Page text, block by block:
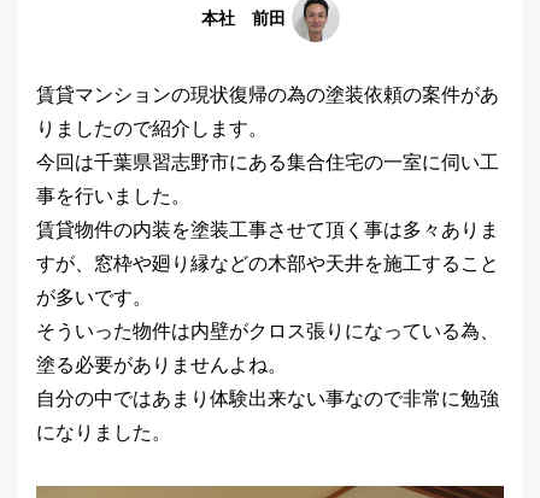
本社 前田
賃貸マンションの現状復帰の為の塗装依頼の案件があ
りましたので紹介します。
今回は千葉県習志野市にある集合住宅の一室に伺い工
事を行いました。
賃貸物件の内装を塗装工事させて頂く事は多々ありま
すが、窓枠や廻り縁などの木部や天井を施工すること
が多いです。
そういった物件は内壁がクロス張りになっている為、
塗る必要がありませんよね。
自分の中ではあまり体験出来ない事なので非常に勉強
になりました。